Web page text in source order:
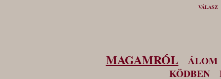
VÁLASZ
MAGAMRÓL
ÁLOM
KÖDBEN